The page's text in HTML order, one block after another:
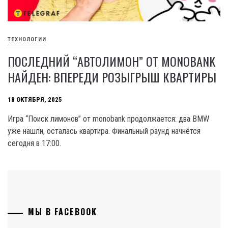
ТЕХНОЛОГИИ
ПОСЛЕДНИЙ “АВТОЛИМОН” ОТ MONOBANK
НАЙДЕН: ВПЕРЕДИ РОЗЫГРЫШ КВАРТИРЫ
18 ОКТЯБРЯ, 2025
Игра “Поиск лимонов” от monobank продолжается: два BMW
уже нашли, осталась квартира. Финальный раунд начнётся
сегодня в 17:00.
МЫ В FACEBOOK